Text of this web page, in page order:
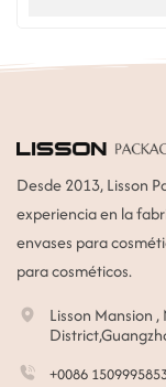
Desde 2013, Lisson
experiencia en la
envases para
para cosméticos.
Lisson Mansion
+0086